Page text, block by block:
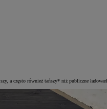
a często również tańszy* niż publiczne